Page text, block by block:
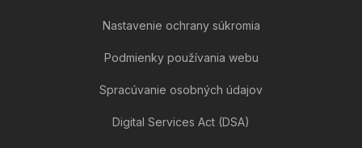
Nastavenie ochrany súkromia
Podmienky používania webu
Spracúvanie osobných údajov
Digital Services Act (DSA)